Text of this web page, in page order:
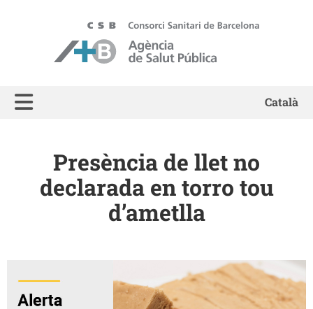
ASPB - Agència de Salut Pública de Barcelona
Català
Presència de llet no
declarada en torro tou
d’ametlla